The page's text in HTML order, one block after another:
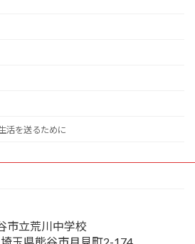
活を送るために
市立荒川中学校